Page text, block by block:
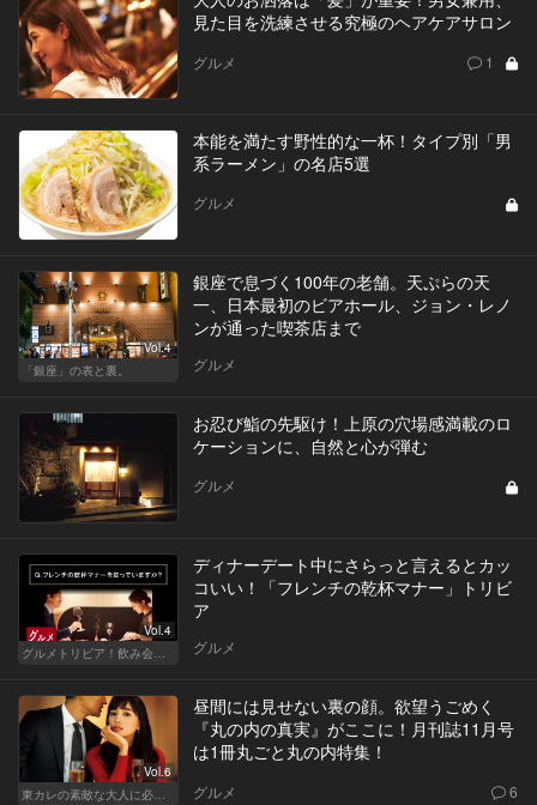
見た目を洗練させる究極のヘアケアサロン
グルメ 1
本能を満たす野性的な一杯！タイプ別「男
系ラーメン」の名店5選
グルメ
Vol.4
「銀座」の表と裏。
銀座で息づく100年の老舗。天ぷらの天
一、日本最初のビアホール、ジョン・レノ
ンが通った喫茶店まで
グルメ
お忍び鮨の先駆け！上原の穴場感満載のロ
ケーションに、自然と心が弾む
グルメ
Vol.4
グルメトリビア！飲み会やデートで会話のネタになるQ＆A
ディナーデート中にさらっと言えるとカッ
コいい！「フレンチの乾杯マナー」トリビ
ア
グルメ
Vol.6
東カレの素敵な大人に必要なこと
昼間には見せない裏の顔。欲望うごめく
『丸の内の真実』がここに！月刊誌11月号
は1冊丸ごと丸の内特集！
グルメ 6